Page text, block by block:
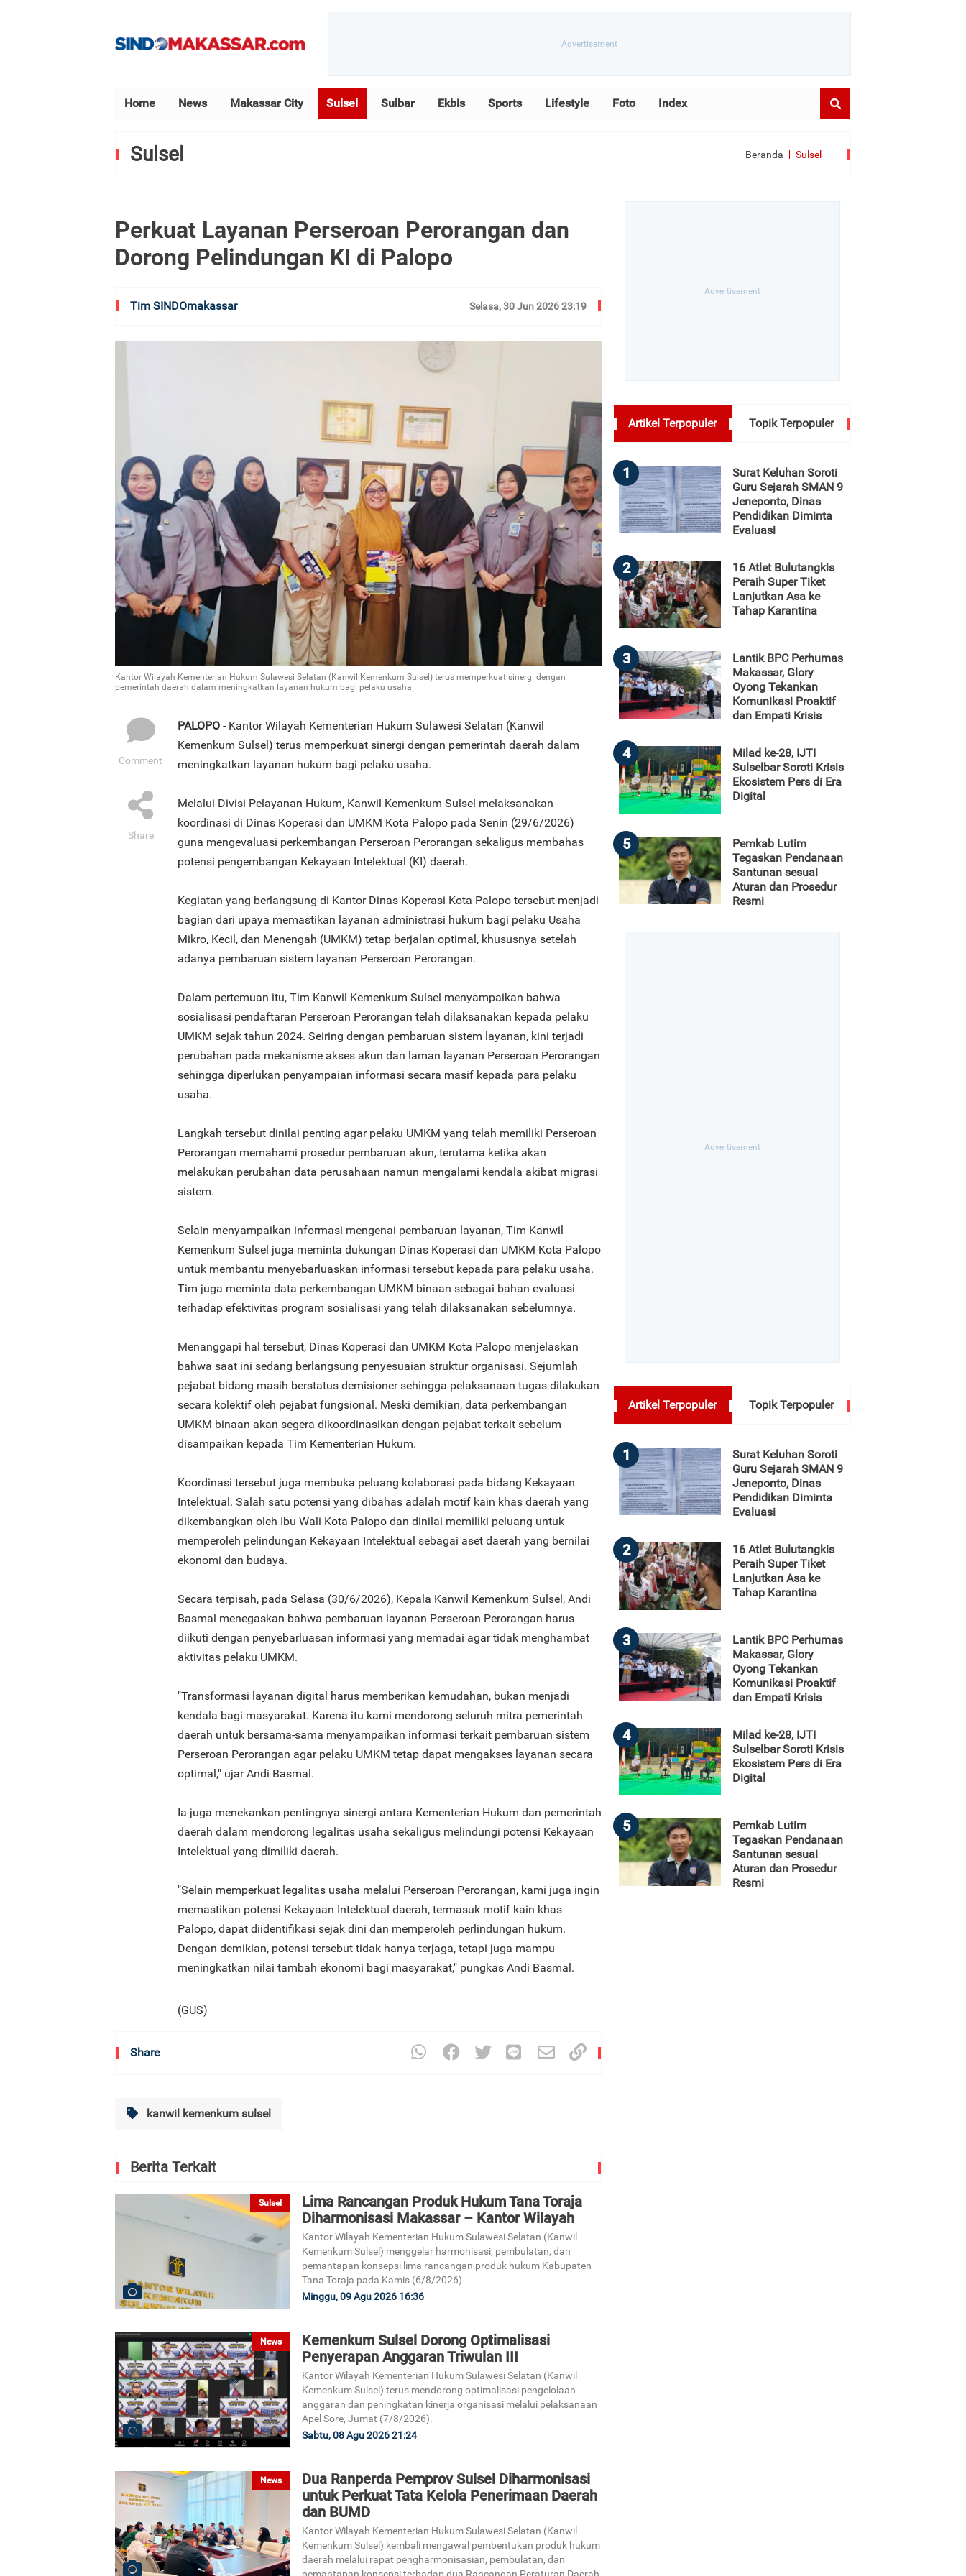
Home News Makassar City Sulsel Sulbar Ekbis Sports Lifestyle Foto Index
Sulsel Beranda Sulsel
Perkuat Layanan Perseroan Perorangan dan
Dorong Pelindungan KI di Palopo
Tim SINDOmakassar Selasa, 30 Jun 2026 23:19
Kantor Wilayah Kementerian Hukum Sulawesi Selatan (Kanwil Kemenkum Sulsel) terus memperkuat sinergi dengan
pemerintah daerah dalam meningkatkan layanan hukum bagi pelaku usaha.
Comment
Share
PALOPO - Kantor Wilayah Kementerian Hukum Sulawesi Selatan (Kanwil
Kemenkum Sulsel) terus memperkuat sinergi dengan pemerintah daerah dalam
meningkatkan layanan hukum bagi pelaku usaha.
Melalui Divisi Pelayanan Hukum, Kanwil Kemenkum Sulsel melaksanakan
koordinasi di Dinas Koperasi dan UMKM Kota Palopo pada Senin (29/6/2026)
guna mengevaluasi perkembangan Perseroan Perorangan sekaligus membahas
potensi pengembangan Kekayaan Intelektual (KI) daerah.
Kegiatan yang berlangsung di Kantor Dinas Koperasi Kota Palopo tersebut menjadi
bagian dari upaya memastikan layanan administrasi hukum bagi pelaku Usaha
Mikro, Kecil, dan Menengah (UMKM) tetap berjalan optimal, khususnya setelah
adanya pembaruan sistem layanan Perseroan Perorangan.
Dalam pertemuan itu, Tim Kanwil Kemenkum Sulsel menyampaikan bahwa
sosialisasi pendaftaran Perseroan Perorangan telah dilaksanakan kepada pelaku
UMKM sejak tahun 2024. Seiring dengan pembaruan sistem layanan, kini terjadi
perubahan pada mekanisme akses akun dan laman layanan Perseroan Perorangan
sehingga diperlukan penyampaian informasi secara masif kepada para pelaku
usaha.
Langkah tersebut dinilai penting agar pelaku UMKM yang telah memiliki Perseroan
Perorangan memahami prosedur pembaruan akun, terutama ketika akan
melakukan perubahan data perusahaan namun mengalami kendala akibat migrasi
sistem.
Selain menyampaikan informasi mengenai pembaruan layanan, Tim Kanwil
Kemenkum Sulsel juga meminta dukungan Dinas Koperasi dan UMKM Kota Palopo
untuk membantu menyebarluaskan informasi tersebut kepada para pelaku usaha.
Tim juga meminta data perkembangan UMKM binaan sebagai bahan evaluasi
terhadap efektivitas program sosialisasi yang telah dilaksanakan sebelumnya.
Menanggapi hal tersebut, Dinas Koperasi dan UMKM Kota Palopo menjelaskan
bahwa saat ini sedang berlangsung penyesuaian struktur organisasi. Sejumlah
pejabat bidang masih berstatus demisioner sehingga pelaksanaan tugas dilakukan
secara kolektif oleh pejabat fungsional. Meski demikian, data perkembangan
UMKM binaan akan segera dikoordinasikan dengan pejabat terkait sebelum
disampaikan kepada Tim Kementerian Hukum.
Koordinasi tersebut juga membuka peluang kolaborasi pada bidang Kekayaan
Intelektual. Salah satu potensi yang dibahas adalah motif kain khas daerah yang
dikembangkan oleh Ibu Wali Kota Palopo dan dinilai memiliki peluang untuk
memperoleh pelindungan Kekayaan Intelektual sebagai aset daerah yang bernilai
ekonomi dan budaya.
Secara terpisah, pada Selasa (30/6/2026), Kepala Kanwil Kemenkum Sulsel, Andi
Basmal menegaskan bahwa pembaruan layanan Perseroan Perorangan harus
diikuti dengan penyebarluasan informasi yang memadai agar tidak menghambat
aktivitas pelaku UMKM.
"Transformasi layanan digital harus memberikan kemudahan, bukan menjadi
kendala bagi masyarakat. Karena itu kami mendorong seluruh mitra pemerintah
daerah untuk bersama-sama menyampaikan informasi terkait pembaruan sistem
Perseroan Perorangan agar pelaku UMKM tetap dapat mengakses layanan secara
optimal," ujar Andi Basmal.
Ia juga menekankan pentingnya sinergi antara Kementerian Hukum dan pemerintah
daerah dalam mendorong legalitas usaha sekaligus melindungi potensi Kekayaan
Intelektual yang dimiliki daerah.
"Selain memperkuat legalitas usaha melalui Perseroan Perorangan, kami juga ingin
memastikan potensi Kekayaan Intelektual daerah, termasuk motif kain khas
Palopo, dapat diidentifikasi sejak dini dan memperoleh perlindungan hukum.
Dengan demikian, potensi tersebut tidak hanya terjaga, tetapi juga mampu
meningkatkan nilai tambah ekonomi bagi masyarakat," pungkas Andi Basmal.
(GUS)
Share
kanwil kemenkum sulsel
Berita Terkait
Sulsel
Lima Rancangan Produk Hukum Tana Toraja
Diharmonisasi Makassar – Kantor Wilayah
Kantor Wilayah Kementerian Hukum Sulawesi Selatan (Kanwil
Kemenkum Sulsel) menggelar harmonisasi, pembulatan, dan
pemantapan konsepsi lima rancangan produk hukum Kabupaten
Tana Toraja pada Kamis (6/8/2026)
Minggu, 09 Agu 2026 16:36
News
Kemenkum Sulsel Dorong Optimalisasi
Penyerapan Anggaran Triwulan III
Kantor Wilayah Kementerian Hukum Sulawesi Selatan (Kanwil
Kemenkum Sulsel) terus mendorong optimalisasi pengelolaan
anggaran dan peningkatan kinerja organisasi melalui pelaksanaan
Apel Sore, Jumat (7/8/2026).
Sabtu, 08 Agu 2026 21:24
News
Dua Ranperda Pemprov Sulsel Diharmonisasi
untuk Perkuat Tata Kelola Penerimaan Daerah
dan BUMD
Kantor Wilayah Kementerian Hukum Sulawesi Selatan (Kanwil
Kemenkum Sulsel) kembali mengawal pembentukan produk hukum
daerah melalui rapat pengharmonisasian, pembulatan, dan
Artikel Terpopuler Topik Terpopuler
1
Surat Keluhan Soroti
Guru Sejarah SMAN 9
Jeneponto, Dinas
Pendidikan Diminta
Evaluasi
2
16 Atlet Bulutangkis
Peraih Super Tiket
Lanjutkan Asa ke
Tahap Karantina
3
Lantik BPC Perhumas
Makassar, Glory
Oyong Tekankan
Komunikasi Proaktif
dan Empati Krisis
4
Milad ke-28, IJTI
Sulselbar Soroti Krisis
Ekosistem Pers di Era
Digital
5
Pemkab Lutim
Tegaskan Pendanaan
Santunan sesuai
Aturan dan Prosedur
Resmi
Artikel Terpopuler Topik Terpopuler
1
Surat Keluhan Soroti
Guru Sejarah SMAN 9
Jeneponto, Dinas
Pendidikan Diminta
Evaluasi
2
16 Atlet Bulutangkis
Peraih Super Tiket
Lanjutkan Asa ke
Tahap Karantina
3
Lantik BPC Perhumas
Makassar, Glory
Oyong Tekankan
Komunikasi Proaktif
dan Empati Krisis
4
Milad ke-28, IJTI
Sulselbar Soroti Krisis
Ekosistem Pers di Era
Digital
5
Pemkab Lutim
Tegaskan Pendanaan
Santunan sesuai
Aturan dan Prosedur
Resmi